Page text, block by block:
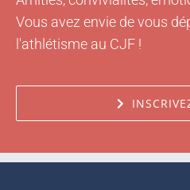
Vous avez envie de vous
l'athlétisme au CJF !